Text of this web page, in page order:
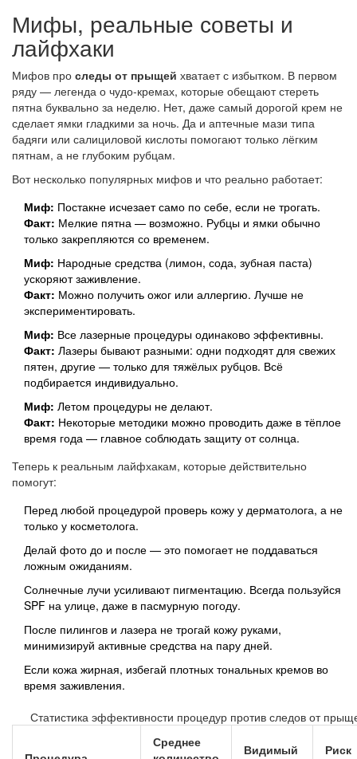
Мифы, реальные советы и
лайфхаки
Мифов про следы от прыщей хватает с избытком. В первом
ряду — легенда о чудо-кремах, которые обещают стереть
пятна буквально за неделю. Нет, даже самый дорогой крем не
сделает ямки гладкими за ночь. Да и аптечные мази типа
бадяги или салициловой кислоты помогают только лёгким
пятнам, а не глубоким рубцам.
Вот несколько популярных мифов и что реально работает:
Миф: Постакне исчезает само по себе, если не трогать.
Факт: Мелкие пятна — возможно. Рубцы и ямки обычно
только закрепляются со временем.
Миф: Народные средства (лимон, сода, зубная паста)
ускоряют заживление.
Факт: Можно получить ожог или аллергию. Лучше не
экспериментировать.
Миф: Все лазерные процедуры одинаково эффективны.
Факт: Лазеры бывают разными: одни подходят для свежих
пятен, другие — только для тяжёлых рубцов. Всё
подбирается индивидуально.
Миф: Летом процедуры не делают.
Факт: Некоторые методики можно проводить даже в тёплое
время года — главное соблюдать защиту от солнца.
Теперь к реальным лайфхакам, которые действительно
помогут:
Перед любой процедурой проверь кожу у дерматолога, а не
только у косметолога.
Делай фото до и после — это помогает не поддаваться
ложным ожиданиям.
Солнечные лучи усиливают пигментацию. Всегда пользуйся
SPF на улице, даже в пасмурную погоду.
После пилингов и лазера не трогай кожу руками,
минимизируй активные средства на пару дней.
Если кожа жирная, избегай плотных тональных кремов во
время заживления.
Статистика эффективности процедур против следов от
Среднее
Видимый
Риск